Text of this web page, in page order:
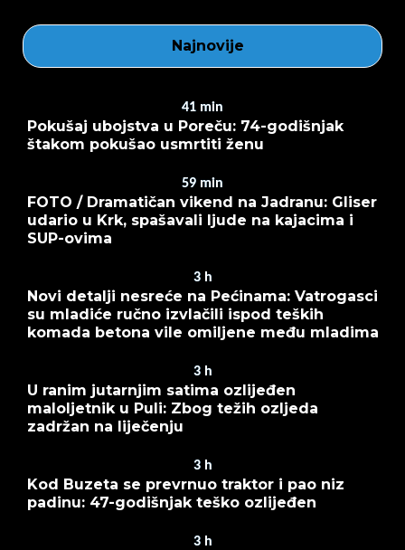
Najnovije
41 min
Pokušaj ubojstva u Poreču: 74-godišnjak
štakom pokušao usmrtiti ženu
59 min
FOTO / Dramatičan vikend na Jadranu: Gliser
udario u Krk, spašavali ljude na kajacima i
SUP-ovima
3 h
Novi detalji nesreće na Pećinama: Vatrogasci
su mladiće ručno izvlačili ispod teških
komada betona vile omiljene među mladima
3 h
U ranim jutarnjim satima ozlijeđen
maloljetnik u Puli: Zbog težih ozljeda
zadržan na liječenju
3 h
Kod Buzeta se prevrnuo traktor i pao niz
padinu: 47-godišnjak teško ozlijeđen
3 h